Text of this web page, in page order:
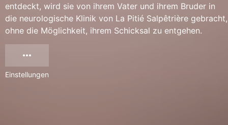
entdeckt, wird sie von ihrem Vater und ihrem Bruder in
die neurologische Klinik von La Pitié Salpêtrière gebracht,
ohne die Möglichkeit, ihrem Schicksal zu entgehen.
Einstellungen